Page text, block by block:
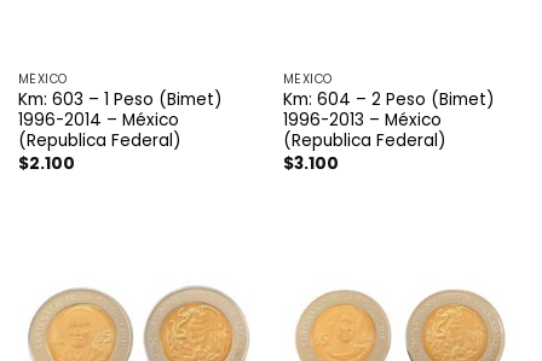
MÉXICO
Km: 603 – 1 Peso (Bimet)
1996-2014 – México
(Republica Federal)
$2.100
MÉXICO
Km: 604 – 2 Peso (Bimet)
1996-2013 – México
(Republica Federal)
$3.100